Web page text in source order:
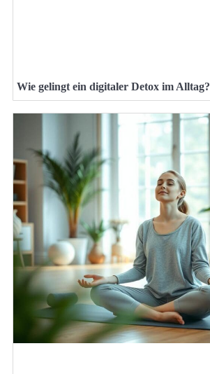
Wie gelingt ein digitaler Detox im Alltag?